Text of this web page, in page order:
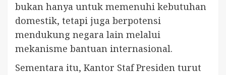
bukan hanya untuk memenuhi kebutuhan
domestik, tetapi juga berpotensi
mendukung negara lain melalui
mekanisme bantuan internasional.
Sementara itu, Kantor Staf Presiden turut